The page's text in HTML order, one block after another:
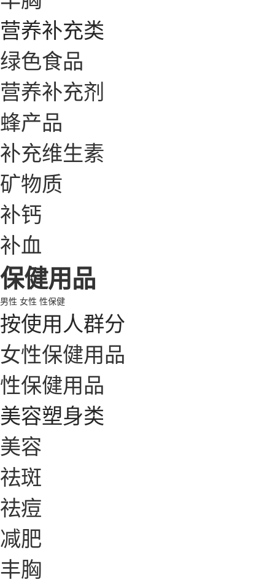
营养补充类
绿色食品
营养补充剂
蜂产品
补充维生素
矿物质
补钙
补血
保健用品
男性 女性 性保健
按使用人群分
女性保健用品
性保健用品
美容塑身类
美容
祛斑
祛痘
减肥
丰胸